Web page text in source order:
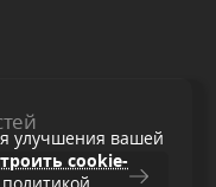
улучшения вашей
cookie-